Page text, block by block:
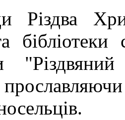
Різдва